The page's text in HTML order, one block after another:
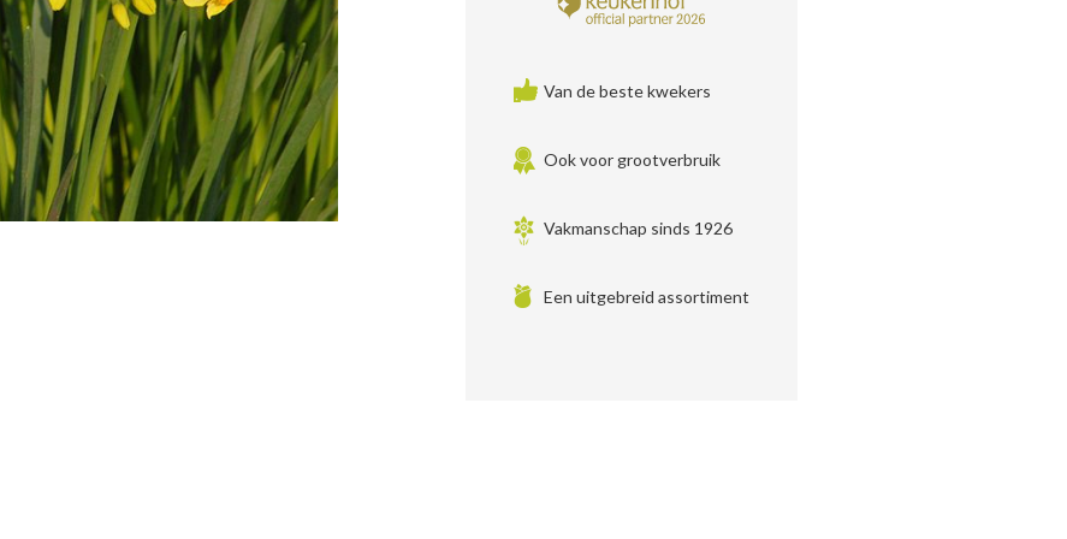
Van de beste kwekers
Ook voor grootverbruik
Vakmanschap sinds 1926
Een uitgebreid assortiment